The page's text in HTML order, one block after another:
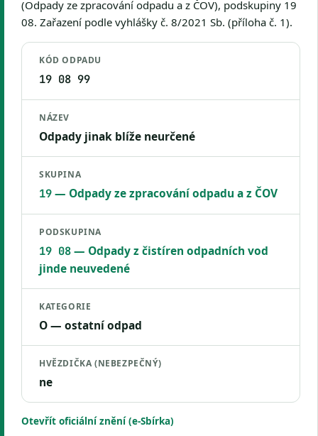
(Odpady ze zpracování odpadu a z ČOV), podskupiny 19
08. Zařazení podle vyhlášky č. 8/2021 Sb. (příloha č. 1).
KÓD ODPADU
19 08 99
NÁZEV
Odpady jinak blíže neurčené
SKUPINA
19— Odpady ze zpracování odpadu a z ČOV
PODSKUPINA
19 08— Odpady z čistíren odpadních vod
jinde neuvedené
KATEGORIE
O — ostatní odpad
HVĚZDIČKA (NEBEZPEČNÝ)
ne
Otevřít oficiální znění (e-Sbírka)